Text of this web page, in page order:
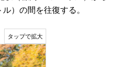
）の間を往復する。